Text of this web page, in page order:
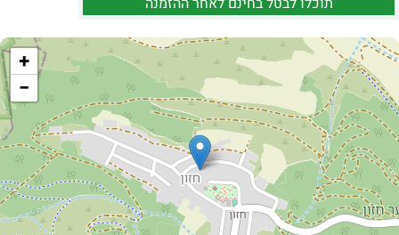
+
−